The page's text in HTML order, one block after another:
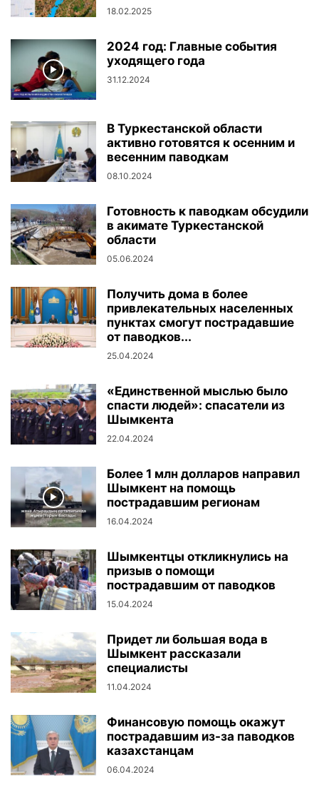
18.02.2025
2024 год: Главные события
уходящего года
31.12.2024
В Туркестанской области
активно готовятся к осенним и
весенним паводкам
08.10.2024
Готовность к паводкам обсудили
в акимате Туркестанской
области
05.06.2024
Получить дома в более
привлекательных населенных
пунктах смогут пострадавшие
от паводков...
25.04.2024
«Единственной мыслью было
спасти людей»: спасатели из
Шымкента
22.04.2024
Более 1 млн долларов направил
Шымкент на помощь
пострадавшим регионам
16.04.2024
Шымкентцы откликнулись на
призыв о помощи
пострадавшим от паводков
15.04.2024
Придет ли большая вода в
Шымкент рассказали
специалисты
11.04.2024
Финансовую помощь окажут
пострадавшим из-за паводков
казахстанцам
06.04.2024